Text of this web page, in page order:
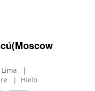
|
| Hielo